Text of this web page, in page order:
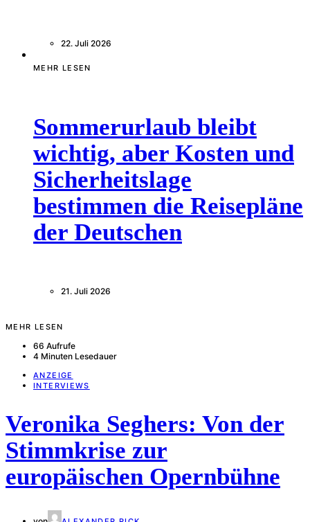
22. Juli 2026
MEHR LESEN
Sommerurlaub bleibt
wichtig, aber Kosten und
Sicherheitslage
bestimmen die Reisepläne
der Deutschen
21. Juli 2026
MEHR LESEN
66 Aufrufe
4 Minuten Lesedauer
ANZEIGE
INTERVIEWS
Veronika Seghers: Von der
Stimmkrise zur
europäischen Opernbühne